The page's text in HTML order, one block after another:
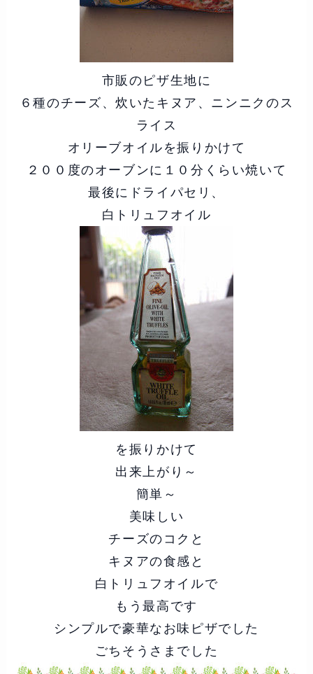
市販のピザ生地に
６種のチーズ、炊いたキヌア、ニンニクのス
ライス
オリーブオイルを振りかけて
２００度のオーブンに１０分くらい焼いて
最後にドライパセリ、
白トリュフオイル
を振りかけて
出来上がり～
簡単～
美味しい
チーズのコクと
キヌアの食感と
白トリュフオイルで
もう最高です
シンプルで豪華なお味ピザでした
ごちそうさまでした